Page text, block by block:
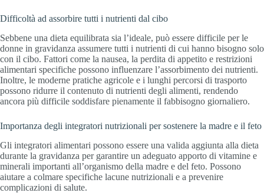
Difficoltà ad assorbire tutti i nutrienti dal cibo
Sebbene una dieta equilibrata sia l’ideale, può essere difficile per le
donne in gravidanza assumere tutti i nutrienti di cui hanno bisogno solo
con il cibo. Fattori come la nausea, la perdita di appetito e restrizioni
alimentari specifiche possono influenzare l’assorbimento dei nutrienti.
Inoltre, le moderne pratiche agricole e i lunghi percorsi di trasporto
possono ridurre il contenuto di nutrienti degli alimenti, rendendo
ancora più difficile soddisfare pienamente il fabbisogno giornaliero.
Importanza degli integratori nutrizionali per sostenere la madre e il feto
Gli integratori alimentari possono essere una valida aggiunta alla dieta
durante la gravidanza per garantire un adeguato apporto di vitamine e
minerali importanti all’organismo della madre e del feto. Possono
aiutare a colmare specifiche lacune nutrizionali e a prevenire
complicazioni di salute.